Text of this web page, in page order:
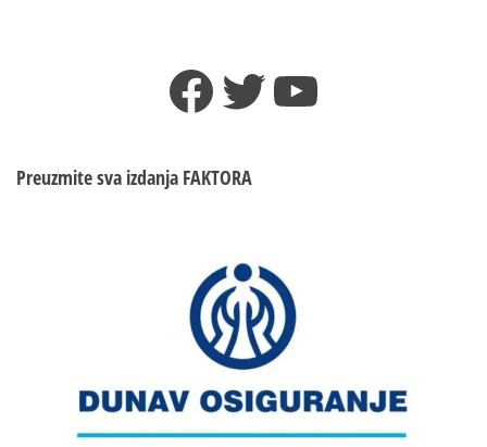
utakmice
Facebook
TwitterYouTube
Preuzmite sva izdanja FAKTORA